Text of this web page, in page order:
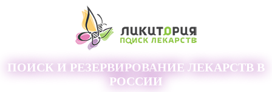
ПОИСК И РЕЗЕРВИРОВАНИЕ ЛЕКАРСТВ В
РОССИИ